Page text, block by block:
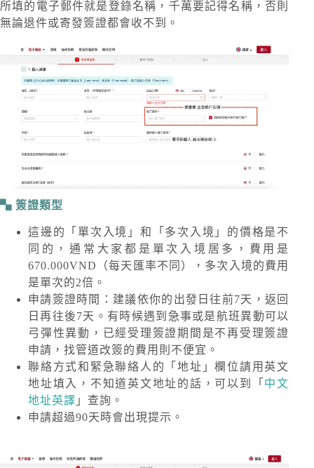
所填的電子郵件就是登錄名稱，千萬要記得名稱，否則
無論退件或寄發簽證都會收不到。
簽證類型
這邊的「單次入境」和「多次入境」的價格是不
同的，通常大家都是單次入境居多，費用是
670.000VND（每天匯率不同）
，多次入境的費用
是單次的2倍。
申請簽證時間：建議依你的出發日往前7天，返回
日再往後7天。有時候遇到急事或是航班異動可以
弓彈性異動，已經受理簽證期間是不再受理簽證
申請，找管道改簽的費用則不便宜。
聯絡方式和緊急聯絡人的「地址」欄位請用英文
地址填入，不知道英文地址的話，可以到「 中文
地址英譯 」查詢。
申請超過90天時會出現提示。